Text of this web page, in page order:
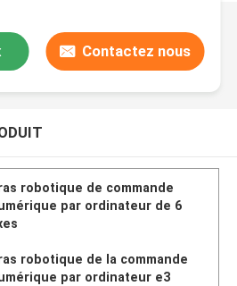
Contactez nous
robotique de commande
par ordinateur de 6
robotique de la commande
par ordinateur e3